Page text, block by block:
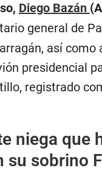
Diego Bazán
general de
así como
presidencial
registrado
niega que
su sobrino